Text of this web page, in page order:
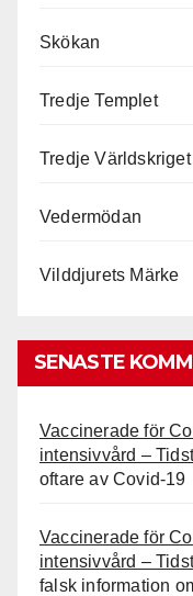
Skökan
Tredje Templet
Tredje Världskriget
Vedermödan
Vilddjurets Märke
SENASTE
Vaccinerade för
intensivvård –
oftare av Covid-19
Vaccinerade för
intensivvård –
falsk information